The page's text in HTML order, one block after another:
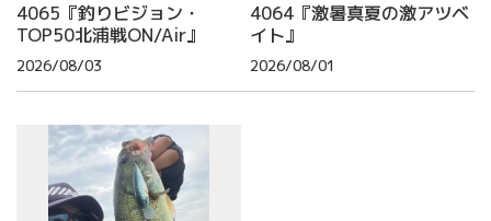
4065『釣りビジョン・
TOP50北浦戦ON/Air』
2026/08/03
4064『激暑真夏の激アツベ
イト』
2026/08/01